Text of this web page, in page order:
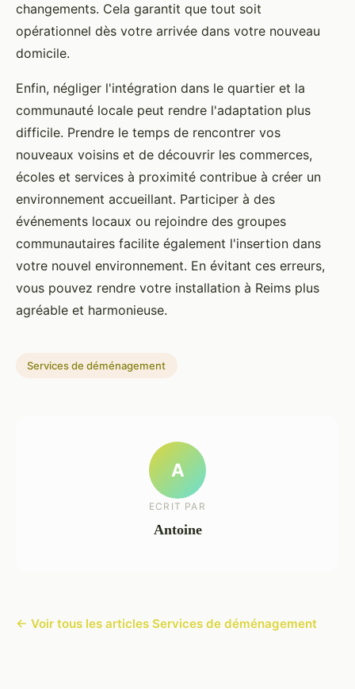
changements. Cela garantit que tout soit
opérationnel dès votre arrivée dans votre nouveau
domicile.
Enfin, négliger l'intégration dans le quartier et la
communauté locale peut rendre l'adaptation plus
difficile. Prendre le temps de rencontrer vos
nouveaux voisins et de découvrir les commerces,
écoles et services à proximité contribue à créer un
environnement accueillant. Participer à des
événements locaux ou rejoindre des groupes
communautaires facilite également l'insertion dans
votre nouvel environnement. En évitant ces erreurs,
vous pouvez rendre votre installation à Reims plus
agréable et harmonieuse.
Services de déménagement
A
ECRIT PAR
Antoine
← Voir tous les articles Services de déménagement